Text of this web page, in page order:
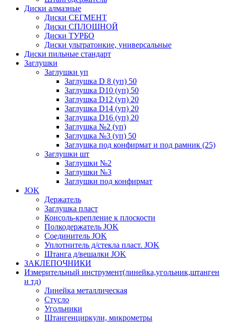
Диски алмазные
Диски СЕГМЕНТ
Диски СПЛОШНОЙ
Диски ТУРБО
Диски ультратонкие, универсальные
Диски пильные стандарт
Заглушки
Заглушки уп
Заглушка D 8 (уп) 50
Заглушка D10 (уп) 50
Заглушка D12 (уп) 20
Заглушка D14 (уп) 20
Заглушка D16 (уп) 20
Заглушка №2 (уп)
Заглушка №3 (уп) 50
Заглушка под конфирмат и под рамник (25)
Заглушки шт
Заглушки №2
Заглушки №3
Заглушки под конфирмат
JOK
Держатель
Заглушка пласт
Консоль-крепление к плоскости
Полкодержатель JOK
Соединитель JOK
Уплотнитель д/стекла пласт. JOK
Штанга д/вешалки JOK
ЗАКЛЕПОЧНИКИ
Измерительный инструмент(линейка,угольник,штанген
и тд)
Линейка металлическая
Стусло
Угольники
Штангенциркули, микрометры